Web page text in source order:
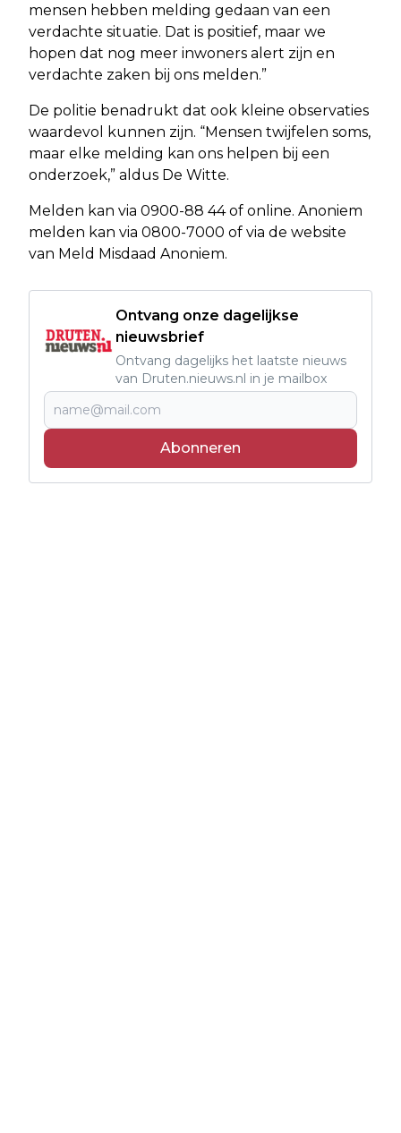
mensen hebben melding gedaan van een
verdachte situatie. Dat is positief, maar we
hopen dat nog meer inwoners alert zijn en
verdachte zaken bij ons melden.”
De politie benadrukt dat ook kleine observaties
waardevol kunnen zijn. “Mensen twijfelen soms,
maar elke melding kan ons helpen bij een
onderzoek,” aldus De Witte.
Melden kan via 0900-88 44 of online. Anoniem
melden kan via 0800-7000 of via de website
van Meld Misdaad Anoniem.
Ontvang onze dagelijkse
nieuwsbrief
Ontvang dagelijks het laatste nieuws
van Druten.nieuws.nl in je mailbox
Abonneren